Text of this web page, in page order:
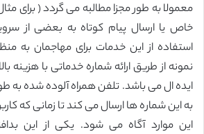
معمولا به طور مجزا مطالبه می گردد ( برای
خاص یا ارسال پیام کوتاه به بعضی از
استفاده از این خدمات برای مهاجمان به
نمونه از طریق ارائه شماره خدماتی با هزینه
ایده ال می باشد. تلفن همراه آلوده شده به
به این شماره ها ارسال می کند تا زمانی که